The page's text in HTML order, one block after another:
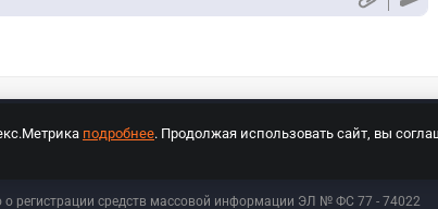
о регистрации средств массовой информации ЭЛ № ФС 77 - 74022
подробнее. Продолжая использовать сайт, вы